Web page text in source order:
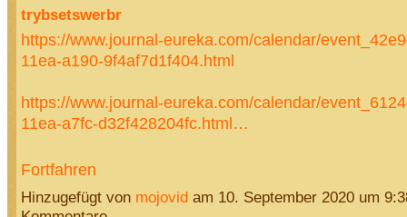
trybsetswerbr
https://www.journal-eureka.com/calendar/
11ea-a190-9f4af7d1f404.html
https://www.journal-eureka.com/calendar/
11ea-a7fc-d32f428204fc.html…
Fortfahren
Hinzugefügt von mojovid am 10. September 2020 um